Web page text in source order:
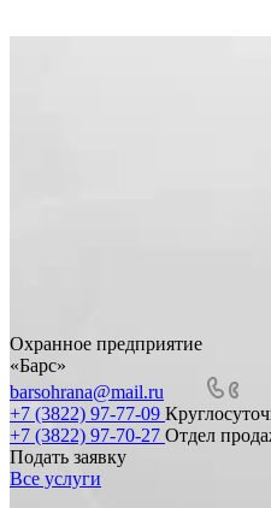
Охранное предприятие
«Барс»
barsohrana@mail.ru
+7 (3822) 97-77-09
+7 (3822) 97-70-27 Отдел
Подать заявку
Все услуги